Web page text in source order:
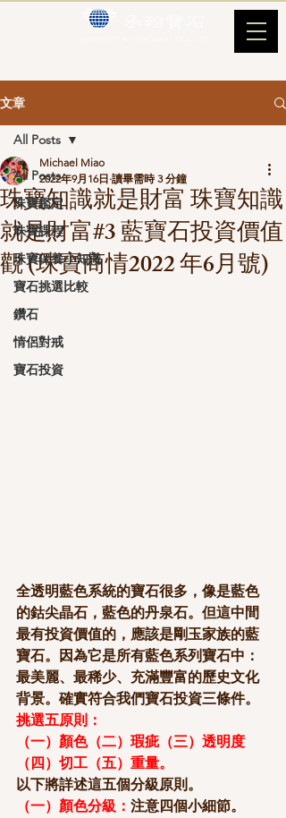
文章
All Posts
珠寶鑑定
珠寶課程
珠寶保養小知識
寶石挑選比較
鑽石
情侶對戒
寶石投資
All Posts
珠寶知識就是財富 珠寶知識
就是財富#3 藍寶石投資價值
觀 (珠寶商情2022 年6月號)
Michael Miao
2022年9月16日 讀畢需時 3 分鐘
全透明藍色系統的寶石很多，像是藍色
的鈷尖晶石，藍色的丹泉石。但這中間
最有投資價值的，應該是剛玉家族的藍
寶石。因為它是所有藍色系列寶石中：
最美麗、最稀少、充滿豐富的歷史文化
背景。確實符合我們寶石投資三條件。
挑選五原則：
（一）顏色（二）瑕疵（三）透明度
（四）切工（五）重量。
以下將詳述這五個分級原則。
（一）顏色分級： 注意四個小細節。